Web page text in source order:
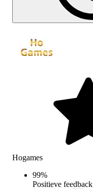
Hogames
99%
Positieve feedback